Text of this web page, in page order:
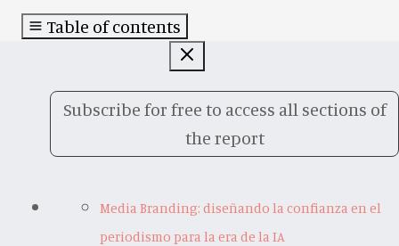
Table of contents
Subscribe for free to access all sections of
the report
Media Branding: diseñando la confianza en el
periodismo para la era de la IA